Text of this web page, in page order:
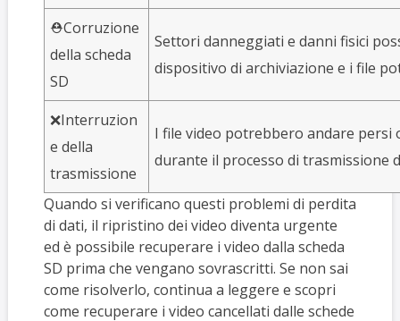
⛑️Corruzione
della scheda
SD
Settori danneggiati e danni fisici
dispositivo di archiviazione e i file
❌Interruzion
e della
trasmissione
I file video potrebbero andare persi
durante il processo di trasmissione
Quando si verificano questi problemi di perdita
di dati, il ripristino dei video diventa urgente
ed è possibile recuperare i video dalla scheda
SD prima che vengano sovrascritti. Se non sai
come risolverlo, continua a leggere e scopri
come recuperare i video cancellati dalle schede